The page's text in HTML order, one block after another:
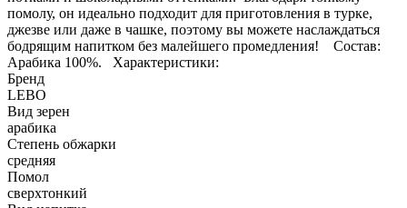
помолу, он идеально подходит для приготовления в турке,
джезве или даже в чашке, поэтому вы можете наслаждаться
бодрящим напитком без малейшего промедления! Состав:
Арабика 100%. Характеристики:
Бренд
LEBO
Вид зерен
арабика
Степень обжарки
средняя
Помол
сверхтонкий